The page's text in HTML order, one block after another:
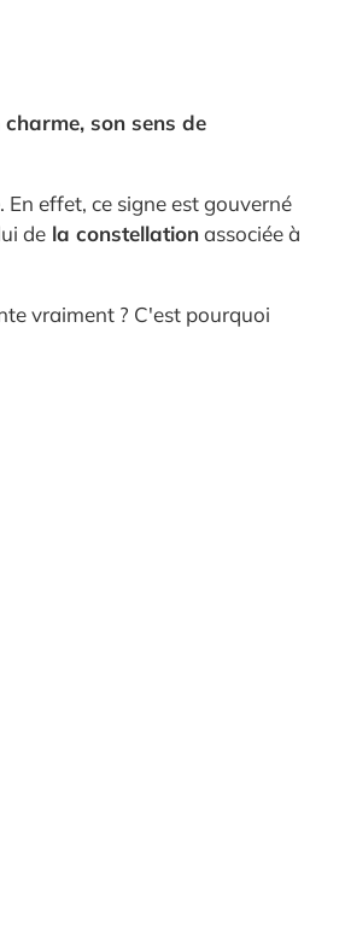
son sens de
. En effet, ce signe est gouverné
de la constellationassociée à
vraiment ? C'est pourquoi